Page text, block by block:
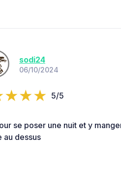
sodi24
06/10/2024
5/5
se poser une nuit et y
au dessus